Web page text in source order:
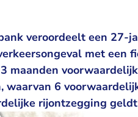
veroordeelt een 27-
met een
maanden
waarvan 6
rijontzegging